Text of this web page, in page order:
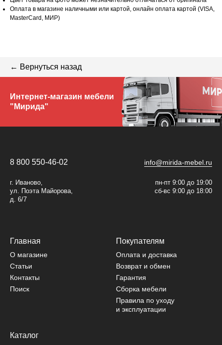
Оплата в магазине наличными или картой, онлайн оплата картой (VISA,
MasterCard, МИР)
← Вернуться назад
Интернет-магазин мебели
"Мирида"
Главная
info@mirida-mebel.ru
г. Иваново,
ул. Поэта Майорова,
д. 6/7
О магазине
пн-пт 9:00 до 19:00
сб-вс 9:00 до 18:00
8 800 550-46-02
Статьи
Контакты
Поиск
Покупателям
Оплата и доставка
Возврат и обмен
Гарантия
Сборка мебели
Каталог
Правила по уходу
и эксплуатации